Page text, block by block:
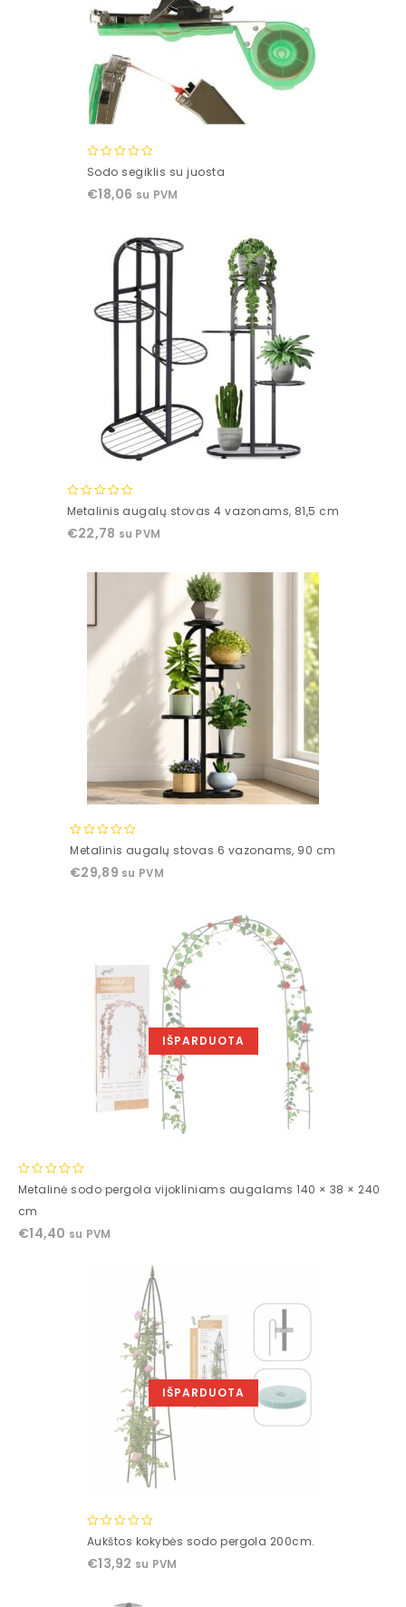
0
of
Sodo segiklis su juosta
€18,06 su PVM
0
of
Metalinis augalų stovas 4 vazonams, 81,5 cm
€22,78 su PVM
0
of
Metalinis augalų stovas 6 vazonams, 90 cm
€29,89 su PVM
IŠPARDUOTA
0
of
5
Metalinė sodo pergola vijokliniams augalams 140 × 38 × 240
cm
€14,40 su PVM
IŠPARDUOTA
0
of
Aukštos kokybės sodo pergola 200cm.
€13,92 su PVM